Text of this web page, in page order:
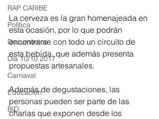
RAP CARIBE
Política
Documentos
Día 10/10 2017
Carnaval
Educación
BID
La cerveza es la gran homenajeada en
esta ocasión, por lo que podrán
encontrarse con todo un circuito de
esta bebida, que además presenta
propuestas artesanales.
Además de degustaciones, las
personas pueden ser parte de las
charlas que exponen desde los